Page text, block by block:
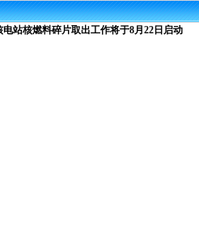
电站核燃料碎片取出工作将于8月22日启动